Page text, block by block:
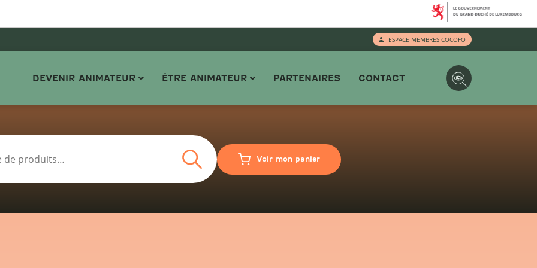
ESPACE MEMBRES COCOFO
DEVENIR ANIMATEUR ÊTRE ANIMATEUR PARTENAIRES CONTACT
Recherche Voir mon panier